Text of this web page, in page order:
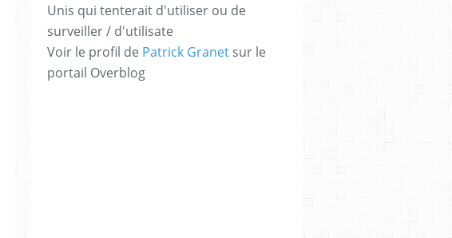
Unis qui tenterait d'utiliser ou de
surveiller / d'utilisate
Voir le profil de Patrick Granet sur le
portail Overblog